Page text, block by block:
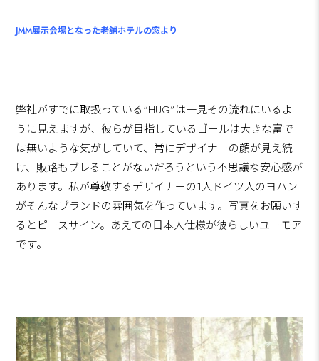
JMM展示会場となった老舗ホテルの窓より
弊社がすでに取扱っている“HUG”は一見その流れにいるよ
うに見えますが、彼らが目指しているゴールは大きな富で
は無いような気がしていて、常にデザイナーの顔が見え続
け、販路もブレることがないだろうという不思議な安心感が
あります。私が尊敬するデザイナーの1人ドイツ人のヨハン
がそんなブランドの雰囲気を作っています。写真をお願いす
るとピースサイン。あえての日本人仕様が彼らしいユーモア
です。